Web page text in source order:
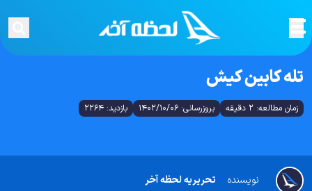
تله کابین کیش
زمان مطالعه: 2 دقیقه بروزرسانی: 1402/10/06 بازدید: 2264
تحریریه لحظه آخر نویسنده